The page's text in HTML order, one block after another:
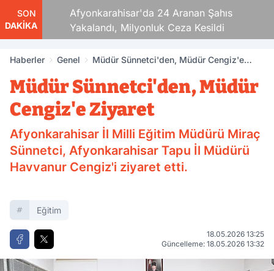
SON
DAKİKA
Afyonkarahisar'da 24 Aranan Şahıs
Yakalandı, Milyonluk Ceza Kesildi
Haberler Genel
Müdür Sünnetci'den, Müdür Cengiz'e
Müdür Sünnetci'den, Müdür
Cengiz'e Ziyaret
Afyonkarahisar İl Milli Eğitim Müdürü Miraç
Sünnetci, Afyonkarahisar Tapu İl Müdürü
Havvanur Cengiz'i ziyaret etti.
Eğitim
18.05.2026 13:25
Güncelleme: 18.05.2026 13:32